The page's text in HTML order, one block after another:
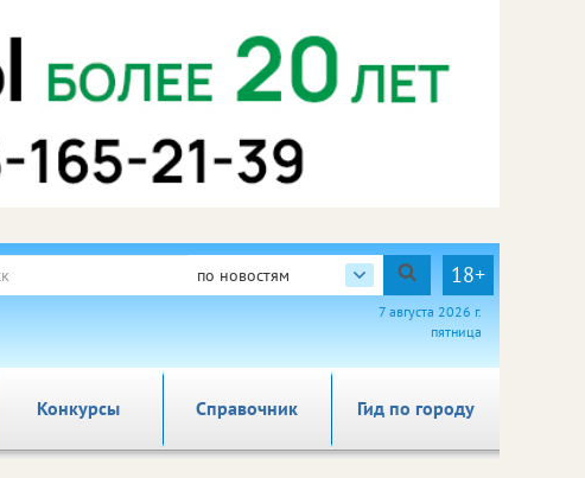
по новостям 18+
7 августа 2026 г.
пятница
Справочник Гид по городу
Конкурсы